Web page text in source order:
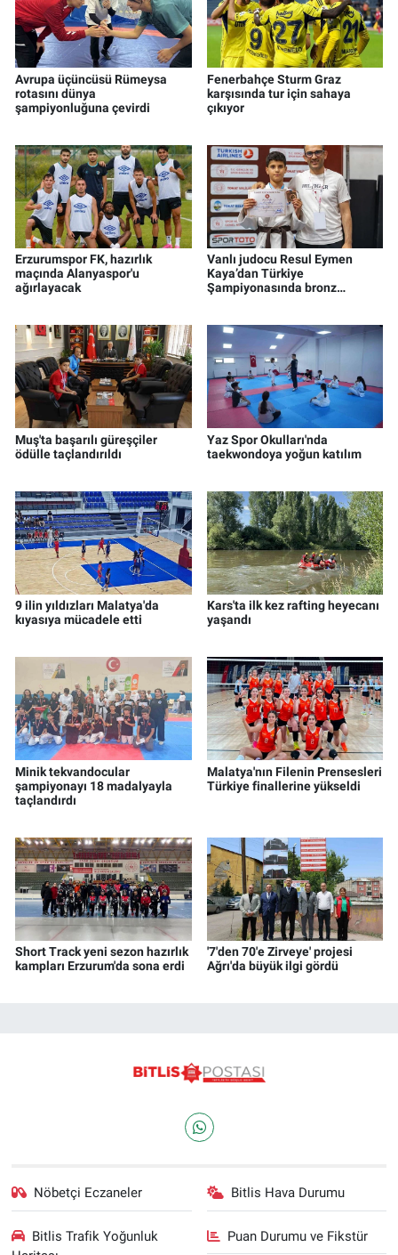
Avrupa üçüncüsü Rümeysa
rotasını dünya
şampiyonluğuna çevirdi
Fenerbahçe Sturm Graz
karşısında tur için sahaya
çıkıyor
Erzurumspor FK, hazırlık
maçında Alanyaspor'u
ağırlayacak
Vanlı judocu Resul Eymen
Kaya’dan Türkiye
Şampiyonasında bronz
Muş'ta başarılı güreşçiler
ödülle taçlandırıldı
Yaz Spor Okulları'nda
taekwondoya yoğun katılım
9 ilin yıldızları Malatya'da
kıyasıya mücadele etti
Kars'ta ilk kez rafting heyecanı
yaşandı
Minik tekvandocular
şampiyonayı 18 madalyayla
taçlandırdı
Malatya'nın Filenin Prensesleri
Türkiye finallerine yükseldi
Short Track yeni sezon hazırlık
kampları Erzurum'da sona erdi
'7'den 70'e Zirveye' projesi
Ağrı'da büyük ilgi gördü
Nöbetçi Eczaneler Bitlis Hava Durumu
Bitlis Trafik Yoğunluk
Puan Durumu ve Fikstür